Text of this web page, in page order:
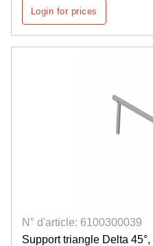
Login for prices
N° d'article: 6100300039
Support triangle Delta 45°,